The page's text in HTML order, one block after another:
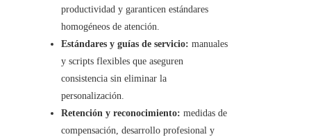
productividad y garanticen estándares
homogéneos de atención.
Estándares y guías de servicio: manuales
y scripts flexibles que aseguren
consistencia sin eliminar la
personalización.
Retención y reconocimiento: medidas de
compensación, desarrollo profesional y